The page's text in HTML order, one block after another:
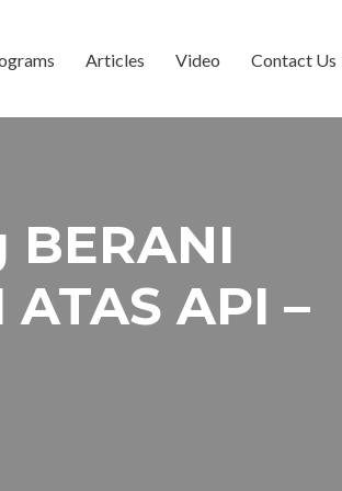
Articles Video Contact Us
BERANI
API –